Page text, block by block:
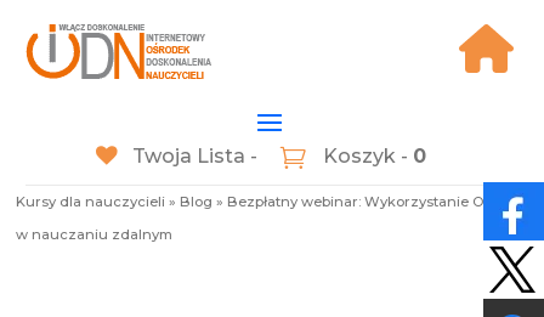
Twoja Lista - Koszyk - 0
Kursy dla nauczycieli » Blog » Bezpłatny webinar: Wykorzystanie Office 365
w nauczaniu zdalnym